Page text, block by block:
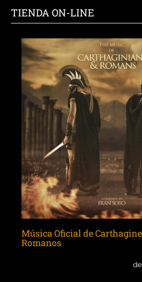
TIENDA ON-LINE
Música Oficial de
Romanos